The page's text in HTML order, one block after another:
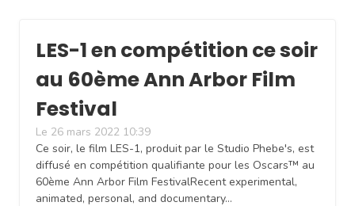
LES-1 en compétition ce soir
au 60ème Ann Arbor Film
Festival
Le 26 mars 2022 10:39
Ce soir, le film LES-1, produit par le Studio Phebe's, est
diffusé en compétition qualifiante pour les Oscars™ au
60ème Ann Arbor Film FestivalRecent experimental,
animated, personal, and documentary…